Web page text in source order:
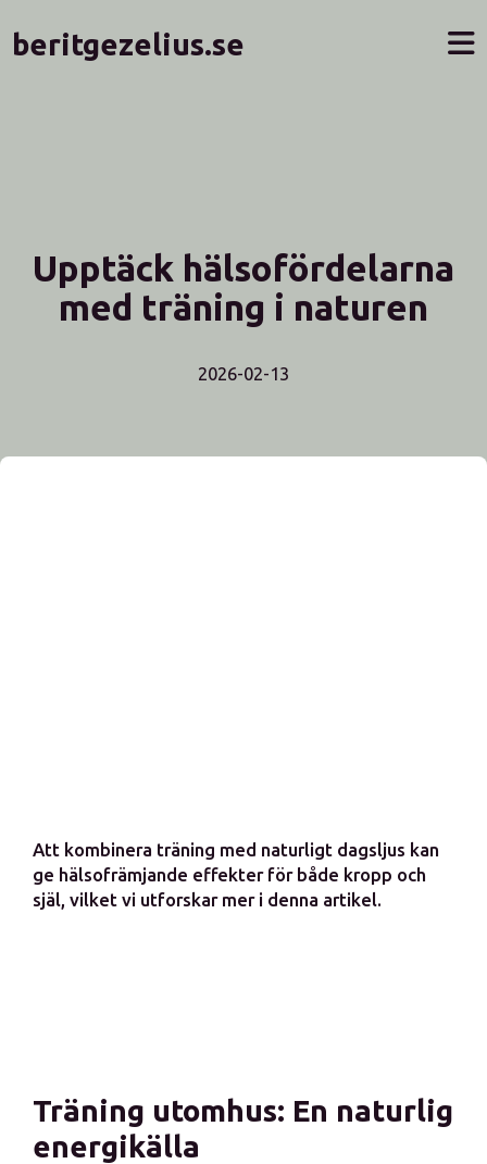
beritgezelius.se
Upptäck hälsofördelarna
med träning i naturen
2026-02-13
Att kombinera träning med naturligt dagsljus kan
ge hälsofrämjande effekter för både kropp och
själ, vilket vi utforskar mer i denna artikel.
Träning utomhus: En naturlig
energikälla